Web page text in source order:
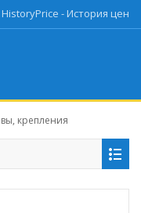
HistoryPrice - История цен
крепления